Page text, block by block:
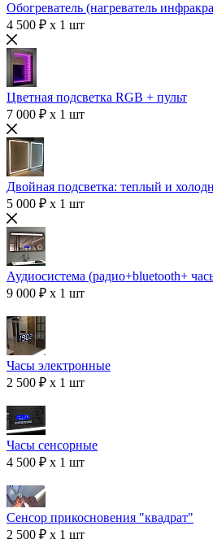
Обогреватель (нагреватель
4 500 ₽ x 1 шт
Цветная подсветка RGB + пульт
7 000 ₽ x 1 шт
Двойная подсветка: теплый и
5 000 ₽ x 1 шт
Аудиосистема (радио+bluetooth+
9 000 ₽ x 1 шт
Часы электронные
2 500 ₽ x 1 шт
Часы сенсорные
4 500 ₽ x 1 шт
Сенсор прикосновения "квадрат"
2 500 ₽ x 1 шт